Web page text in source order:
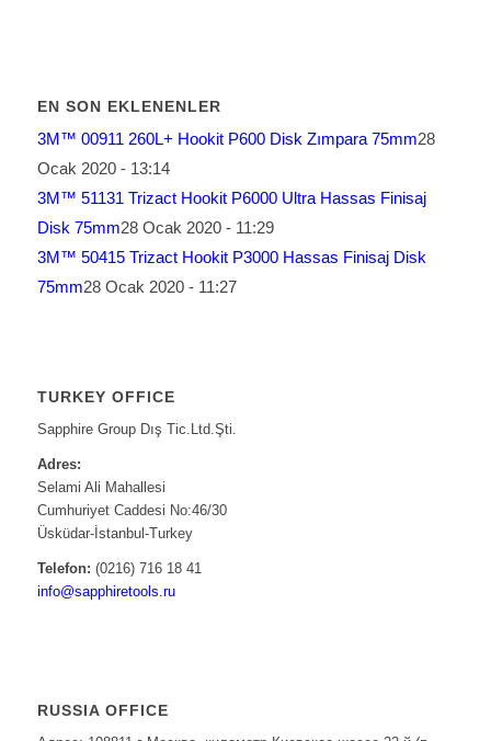
EN SON EKLENENLER
3M™ 00911 260L+ Hookit P600 Disk Zımpara 75mm28
Ocak 2020 - 13:14
3M™ 51131 Trizact Hookit P6000 Ultra Hassas Finisaj
Disk 75mm28 Ocak 2020 - 11:29
3M™ 50415 Trizact Hookit P3000 Hassas Finisaj Disk
75mm28 Ocak 2020 - 11:27
TURKEY OFFICE
Sapphire Group Dış Tic.Ltd.Şti.
Adres:
Selami Ali Mahallesi
Cumhuriyet Caddesi No:46/30
Üsküdar-İstanbul-Turkey
Telefon: (0216) 716 18 41
info@sapphiretools.ru
RUSSIA OFFICE